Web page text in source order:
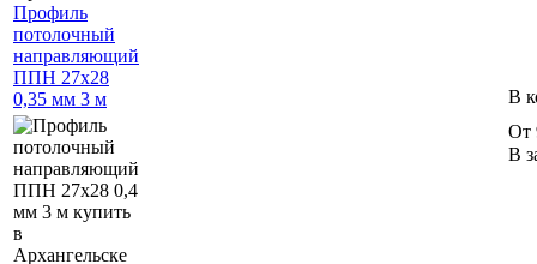
Профиль
потолочный
направляющий
ППН 27х28
0,35 мм 3 м
В
От
В